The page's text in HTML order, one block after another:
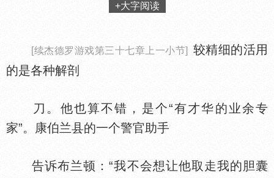
+大字阅读
[续杰德罗游戏第三十七章上一小节]
较精细的活用
的是各种解剖
刀。他也算不错，是个“有才华的业余专
家”。康伯兰县的一个警官助手
告诉布兰顿：“我不会想让他取走我的胆囊